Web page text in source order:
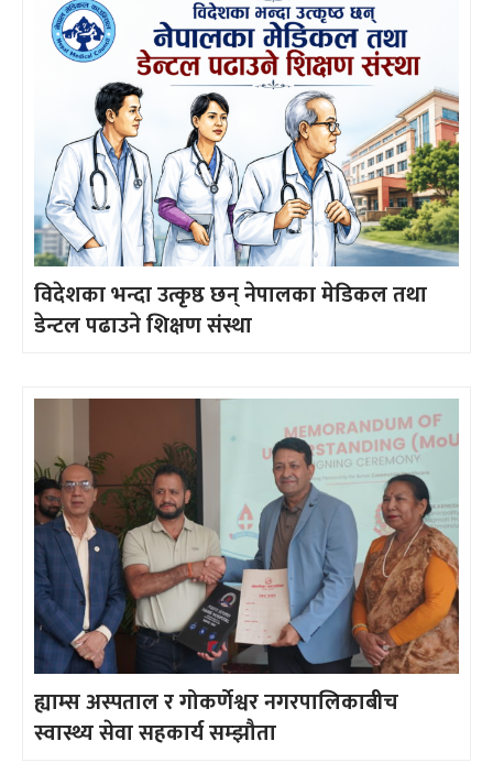
विदेशका भन्दा उत्कृष्ठ छन् नेपालका मेडिकल तथा
डेन्टल पढाउने शिक्षण संस्था
ह्याम्स अस्पताल र गोकर्णेश्वर नगरपालिकाबीच
स्वास्थ्य सेवा सहकार्य सम्झौता